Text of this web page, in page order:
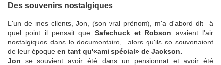
Des souvenirs nostalgiques
L'un de mes clients, Jon, (son vrai prénom), m'a d'abord dit à
quel point il pensait que Safechuck et Robson avaient l'air
nostalgiques dans le documentaire, alors qu'ils se souvenaient
de leur époque en tant qu'«ami spécial» de Jackson.
Jon se souvient avoir été dans un pensionnat et avoir été